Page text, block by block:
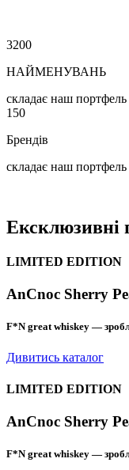
3200
НАЙМЕНУВАНЬ
складає наш портфель
150
Брендів
складає наш портфель
Ексклюзивні
LIMITED EDITION
AnCnoc Sherry
F*N great whiskey —
Дивитись каталог
LIMITED EDITION
AnCnoc Sherry
F*N great whiskey —